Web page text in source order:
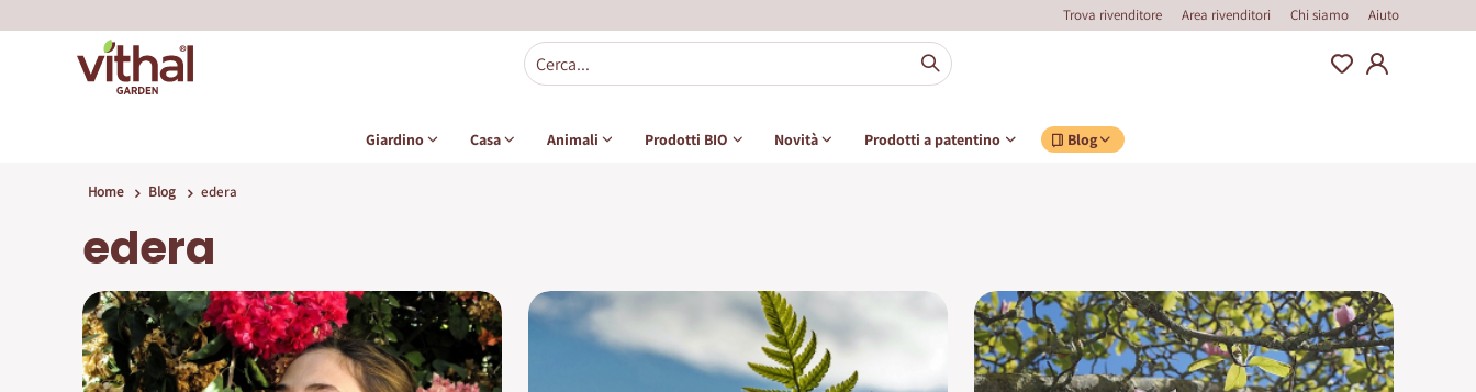
Trova rivenditore Area rivenditori Chi siamo Aiuto
Giardino Casa Animali Prodotti BIO Novità Prodotti a patentino Blog
Home Blog edera
edera